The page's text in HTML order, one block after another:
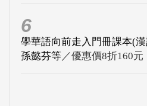
6
學華語向前走入門冊課本(
孫懿芬等／優惠價8折160元